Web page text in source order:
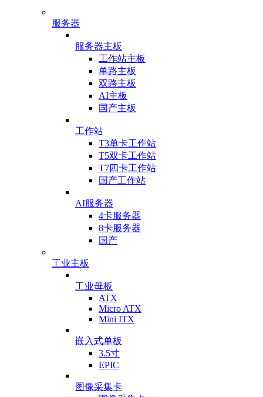
服务器
服务器主板
工作站主板
单路主板
双路主板
AI主板
国产主板
工作站
T3单卡工作站
T5双卡工作站
T7四卡工作站
国产工作站
AI服务器
4卡服务器
8卡服务器
国产
工业主板
工业母板
ATX
Micro ATX
Mini ITX
嵌入式单板
3.5寸
EPIC
图像采集卡